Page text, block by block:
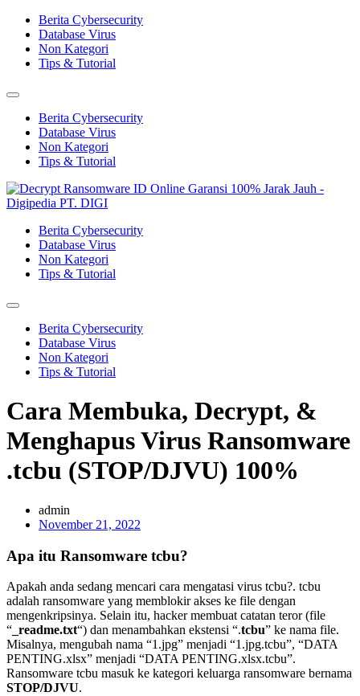
Berita Cybersecurity
Database Virus
Non Kategori
Tips & Tutorial
Berita Cybersecurity
Database Virus
Non Kategori
Tips & Tutorial
Berita Cybersecurity
Database Virus
Non Kategori
Tips & Tutorial
Berita Cybersecurity
Database Virus
Non Kategori
Tips & Tutorial
Cara Membuka, Decrypt, &
Menghapus Virus Ransomware
.tcbu (STOP/DJVU) 100%
admin
November 21, 2022
Apa itu Ransomware tcbu?
Apakah anda sedang mencari cara mengatasi virus tcbu?. tcbu
adalah ransomware yang memblokir akses ke file dengan
mengenkripsinya. Selain itu, hacker membuat catatan teror (file
“ _readme.txt“) dan menambahkan ekstensi “.tcbu” ke nama file.
Misalnya, mengubah nama “1.jpg” menjadi “1.jpg.tcbu”, “DATA
PENTING.xlsx” menjadi “DATA PENTING.xlsx.tcbu”.
Ransomware tcbu masuk ke kategori keluarga ransomware bernama
STOP/DJVU.